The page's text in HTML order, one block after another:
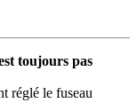
toujours pas
réglé le fuseau